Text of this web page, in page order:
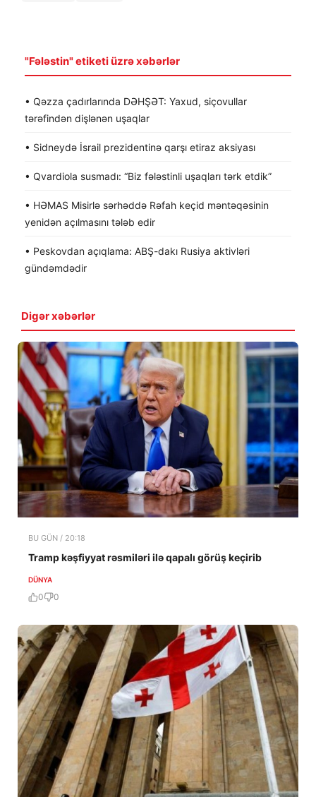
"Fələstin" etiketi üzrə xəbərlər
• Qəzza çadırlarında DƏHŞƏT: Yaxud, siçovullar
tərəfindən dişlənən uşaqlar
• Sidneydə İsrail prezidentinə qarşı etiraz aksiyası
• Qvardiola susmadı: “Biz fələstinli uşaqları tərk etdik”
• HƏMAS Misirlə sərhəddə Rəfah keçid məntəqəsinin
yenidən açılmasını tələb edir
• Peskovdan açıqlama: ABŞ-dakı Rusiya aktivləri
gündəmdədir
Digər xəbərlər
BU GÜN / 20:18
Tramp kəşfiyyat rəsmiləri ilə qapalı görüş keçirib
DÜNYA
0 0